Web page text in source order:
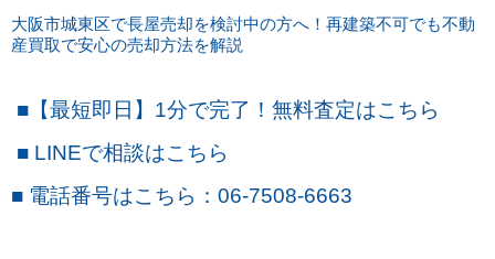
大阪市城東区で長屋売却を検討中の方へ！再建築不可でも不動
産買取で安心の売却方法を解説
■ 【最短即日】1分で完了！無料査定はこちら
■ LINEで相談はこちら
■ 電話番号はこちら ：06-7508-6663